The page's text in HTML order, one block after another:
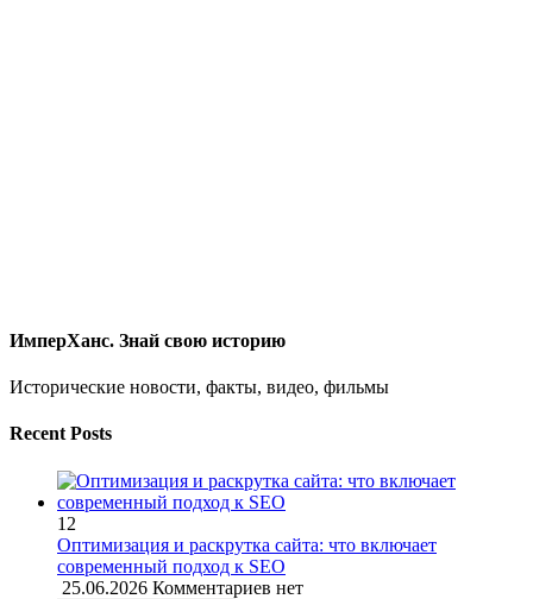
ИмперХанс. Знай свою историю
Исторические новости, факты, видео, фильмы
Recent Posts
12
Оптимизация и раскрутка сайта: что включает
современный подход к SEO
25.06.2026 Комментариев нет